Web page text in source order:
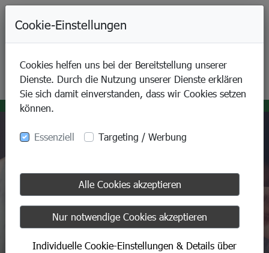
Cookie-Einstellungen
Cookies helfen uns bei der Bereitstellung unserer
Dienste. Durch die Nutzung unserer Dienste erklären
Sie sich damit einverstanden, dass wir Cookies setzen
können.
Essenziell Targeting / Werbung
Alle Cookies akzeptieren
Nur notwendige Cookies akzeptieren
Individuelle Cookie-Einstellungen & Details über